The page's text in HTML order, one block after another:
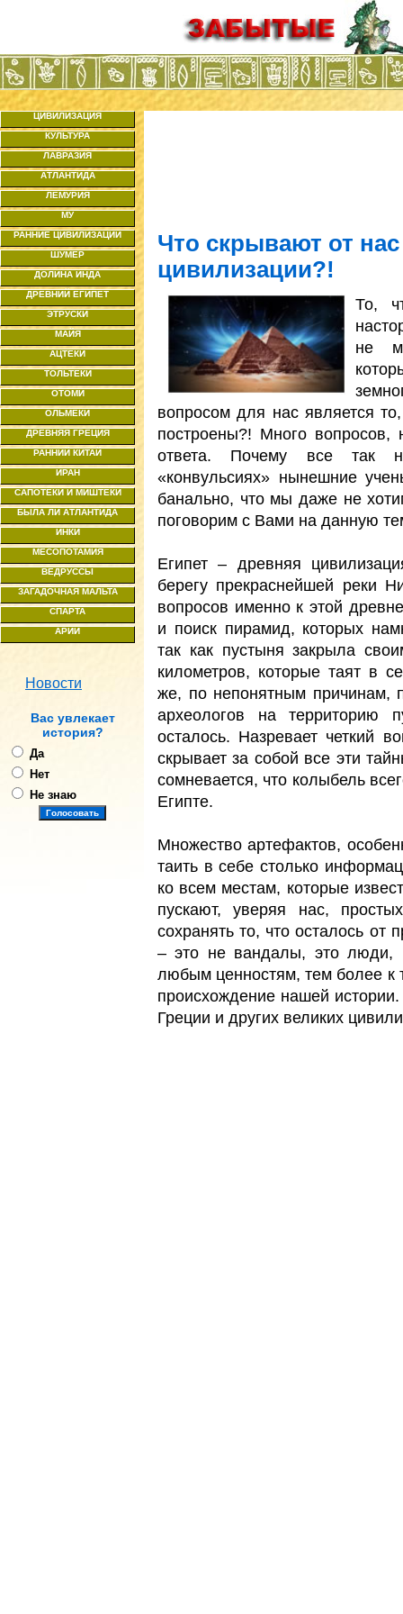
ЦИВИЛИЗАЦИЯ
КУЛЬТУРА
ЛАВРАЗИЯ
АТЛАНТИДА
ЛЕМУРИЯ
МУ
РАННИЕ ЦИВИЛИЗАЦИИ
ШУМЕР
ДОЛИНА ИНДА
ДРЕВНИЙ ЕГИПЕТ
ЭТРУСКИ
МАЙЯ
АЦТЕКИ
ТОЛЬТЕКИ
ОТОМИ
ОЛЬМЕКИ
ДРЕВНЯЯ ГРЕЦИЯ
РАННИЙ КИТАЙ
ИРАН
САПОТЕКИ И МИШТЕКИ
БЫЛА ЛИ АТЛАНТИДА
ИНКИ
МЕСОПОТАМИЯ
ВЕДРУССЫ
ЗАГАДОЧНАЯ МАЛЬТА
СПАРТА
АРИИ
Новости
Ваc увлекает
история?
Да
Нет
Не знаю
Что скрывают от
цивилизации?!
То,
не
вопросом для нас является
построены?! Много
ответа. Почему все так
«конвульсиях» нынешние
банально, что мы даже не
поговорим с Вами на данную
Египет – древняя
берегу прекраснейшей реки
вопросов именно к этой
и поиск пирамид, которых
так как пустыня закрыла
километров, которые таят в
же, по непонятным причинам,
археологов на территорию
осталось. Назревает четкий
скрывает за собой все эти
сомневается, что колыбель
Египте.
Множество артефактов,
таить в себе столько
ко всем местам, которые
пускают, уверяя нас,
сохранять то, что осталось от
– это не вандалы, это люди,
любым ценностям, тем более к
происхождение нашей
Греции и других великих